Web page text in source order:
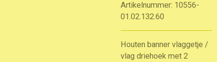
Artikelnummer: 10556-
01.02.132.60
Houten banner vlaggetje /
vlag driehoek met 2